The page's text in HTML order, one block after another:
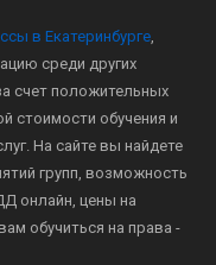
в Екатеринбурге,
среди других
счет положительных
стоимости обучения и
На сайте вы найдете
групп, возможность
онлайн, цены на
обучиться на права -